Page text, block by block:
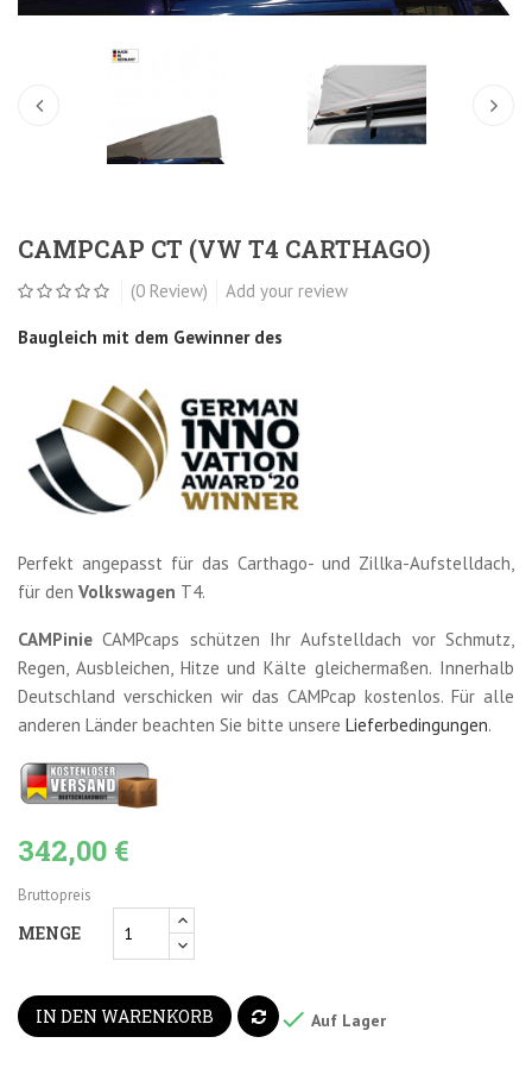
CAMPCAP CT (VW T4 CARTHAGO)
(0 Review) Add your review
Baugleich mit dem Gewinner des
Perfekt angepasst für das Carthago- und Zillka-Aufstelldach,
für den Volkswagen T4.
CAMPinie CAMPcaps schützen Ihr Aufstelldach vor Schmutz,
Regen, Ausbleichen, Hitze und Kälte gleichermaßen. Innerhalb
Deutschland verschicken wir das CAMPcap kostenlos. Für alle
anderen Länder beachten Sie bitte unsere Lieferbedingungen.
342,00 €
Bruttopreis
MENGE
IN DEN WARENKORB  Auf Lager